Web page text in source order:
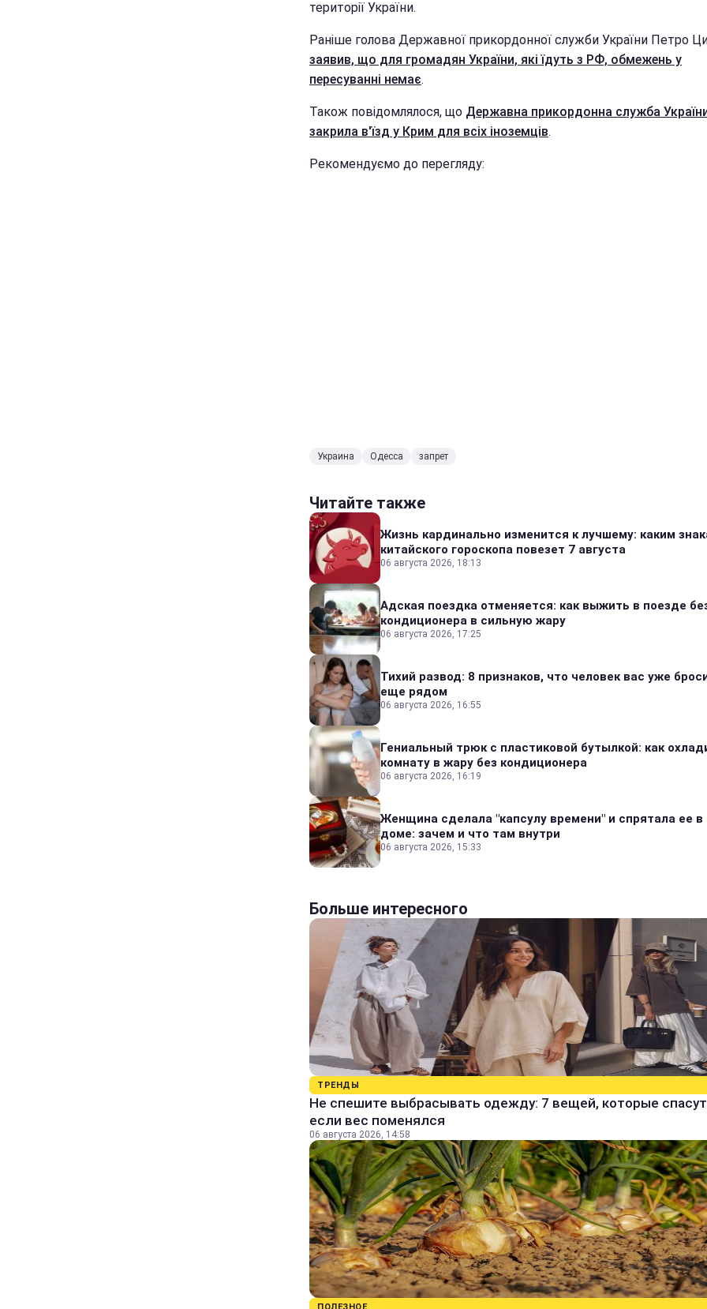
території України.
Раніше голова Державної прикордонної служби України Петро
заявив, що для громадян України, які їдуть з РФ, обмежень у
пересуванні немає.
Також повідомлялося, що Державна прикордонна служба
закрила в'їзд у Крим для всіх іноземців.
Рекомендуємо до перегляду:
Украина Одесса запрет
Читайте также
Жизнь кардинально изменится к лучшему: каким
китайского гороскопа повезет 7 августа
06 августа 2026, 18:13
Адская поездка отменяется: как выжить в поезде
кондиционера в сильную жару
06 августа 2026, 17:25
Тихий развод: 8 признаков, что человек вас уже
еще рядом
06 августа 2026, 16:55
Гениальный трюк с пластиковой бутылкой: как
комнату в жару без кондиционера
06 августа 2026, 16:19
Женщина сделала "капсулу времени" и спрятала ее в
доме: зачем и что там внутри
06 августа 2026, 15:33
Больше интересного
ТРЕНДЫ
Не спешите выбрасывать одежду: 7 вещей, которые
если вес поменялся
06 августа 2026, 14:58